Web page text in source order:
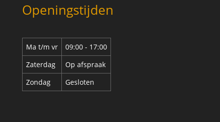
Openingstijden
Ma t/m vr
09:00 - 17:00
Zaterdag
Op afspraak
Zondag
Gesloten